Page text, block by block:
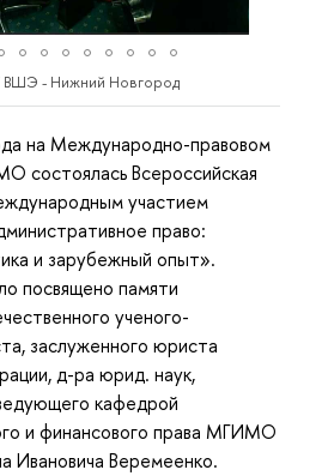
ВШЭ - Нижний Новгород
на Международно-правовом
состоялась Всероссийская
участием
право:
и зарубежный опыт».
посвящено памяти
ученого-
заслуженного юриста
д-ра юрид. наук,
кафедрой
и финансового права МГИМО
Ивановича Веремеенко.